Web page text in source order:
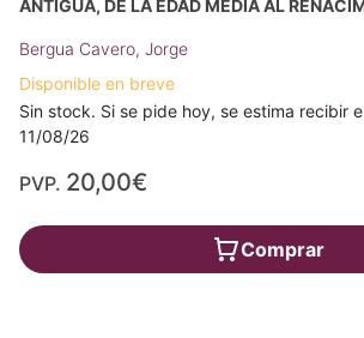
ANTIGUA, DE LA EDAD MEDIA AL
Bergua Cavero, Jorge
Disponible en breve
Sin stock. Si se pide hoy, se estima recibir
11/08/26
PVP. 20,00€
Comprar